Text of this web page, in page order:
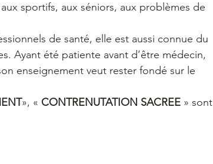
sportifs, aux séniors, aux problèmes de
de santé, elle est aussi connue du
Ayant été patiente avant d’être médecin,
enseignement veut rester fondé sur le
», « CONTRENUTATION SACREE » sont